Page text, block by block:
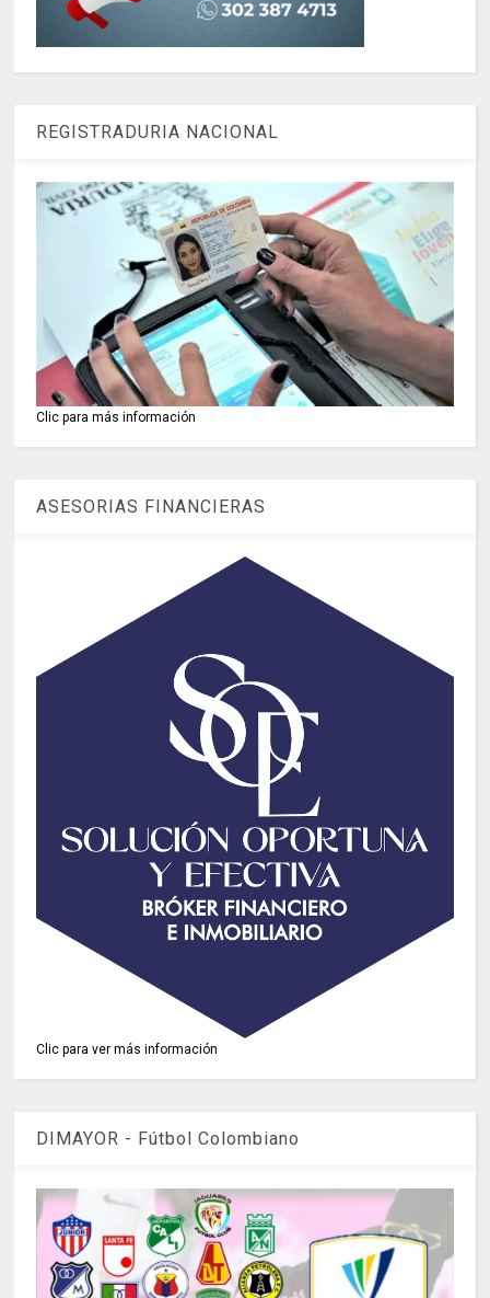
REGISTRADURIA NACIONAL
Clic para más información
ASESORIAS FINANCIERAS
Clic para ver más información
DIMAYOR - Fútbol Colombiano